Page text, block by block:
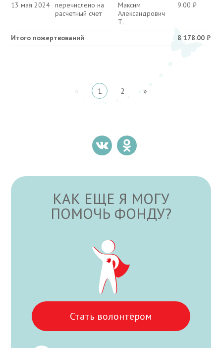
13 мая 2024 перечислено на
расчетный счет
Максим
Александрович
Т.
9.00₽
Итого пожертвований 8 178.00₽
« 1 2 »
КАК ЕЩЕ Я МОГУ
ПОМОЧЬ ФОНДУ?
Стать волонтёром